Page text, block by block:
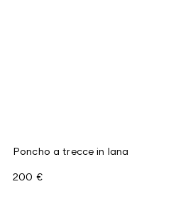
Poncho a trecce in lana
200 €